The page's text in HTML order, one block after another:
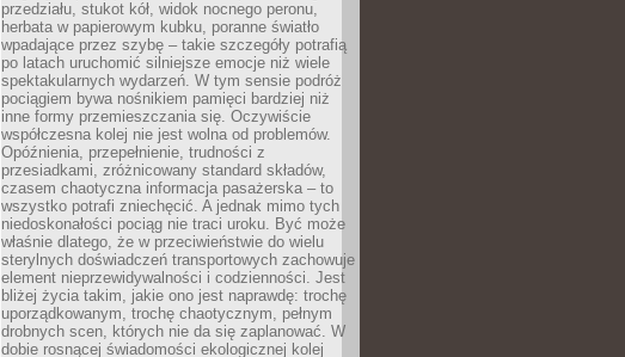
przedziału, stukot kół, widok nocnego peronu,
herbata w papierowym kubku, poranne światło
wpadające przez szybę – takie szczegóły potrafią
po latach uruchomić silniejsze emocje niż wiele
spektakularnych wydarzeń. W tym sensie podróż
pociągiem bywa nośnikiem pamięci bardziej niż
inne formy przemieszczania się. Oczywiście
współczesna kolej nie jest wolna od problemów.
Opóźnienia, przepełnienie, trudności z
przesiadkami, zróżnicowany standard składów,
czasem chaotyczna informacja pasażerska – to
wszystko potrafi zniechęcić. A jednak mimo tych
niedoskonałości pociąg nie traci uroku. Być może
właśnie dlatego, że w przeciwieństwie do wielu
sterylnych doświadczeń transportowych zachowuje
element nieprzewidywalności i codzienności. Jest
bliżej życia takim, jakie ono jest naprawdę: trochę
uporządkowanym, trochę chaotycznym, pełnym
drobnych scen, których nie da się zaplanować. W
dobie rosnącej świadomości ekologicznej kolej